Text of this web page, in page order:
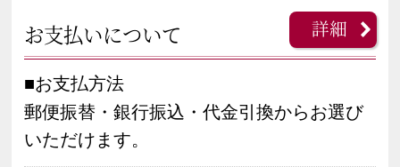
お支払いについて
■お支払方法
郵便振替・銀行振込・代金引換からお選び
いただけます。
詳細